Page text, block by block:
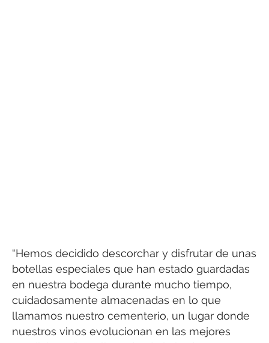
“Hemos decidido descorchar y disfrutar de unas
botellas especiales que han estado guardadas
en nuestra bodega durante mucho tiempo,
cuidadosamente almacenadas en lo que
llamamos nuestro cementerio, un lugar donde
nuestros vinos evolucionan en las mejores